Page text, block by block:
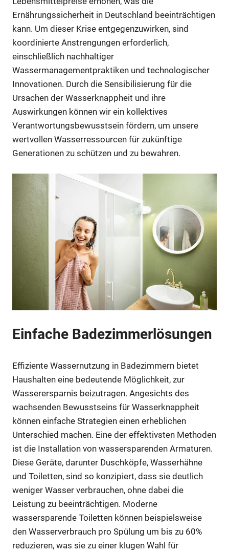
Ernährungssicherheit in Deutschland beeinträchtigen
kann. Um dieser Krise entgegenzuwirken, sind
koordinierte Anstrengungen erforderlich,
einschließlich nachhaltiger
Wassermanagementpraktiken und technologischer
Innovationen. Durch die Sensibilisierung für die
Ursachen der Wasserknappheit und ihre
Auswirkungen können wir ein kollektives
Verantwortungsbewusstsein fördern, um unsere
wertvollen Wasserressourcen für zukünftige
Generationen zu schützen und zu bewahren.
Einfache Badezimmerlösungen
Effiziente Wassernutzung in Badezimmern bietet
Haushalten eine bedeutende Möglichkeit, zur
Wasserersparnis beizutragen. Angesichts des
wachsenden Bewusstseins für Wasserknappheit
können einfache Strategien einen erheblichen
Unterschied machen. Eine der effektivsten Methoden
ist die Installation von wassersparenden Armaturen.
Diese Geräte, darunter Duschköpfe, Wasserhähne
und Toiletten, sind so konzipiert, dass sie deutlich
weniger Wasser verbrauchen, ohne dabei die
Leistung zu beeinträchtigen. Moderne
wassersparende Toiletten können beispielsweise
den Wasserverbrauch pro Spülung um bis zu 60%
reduzieren, was sie zu einer klugen Wahl für